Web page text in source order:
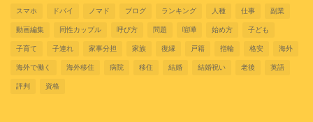
スマホ ドバイ ノマド ブログ ランキング 人種 仕事 副業
動画編集 同性カップル 呼び方 問題 喧嘩 始め方 子ども
子育て 子連れ 家事分担 家族 復縁 戸籍 指輪 格安 海外
海外で働く 海外移住 病院 移住 結婚 結婚祝い 老後 英語
評判 資格